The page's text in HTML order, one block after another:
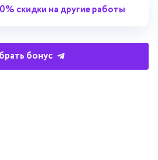
сети
Отзывы об Автор24
скидки на другие работы
бонус